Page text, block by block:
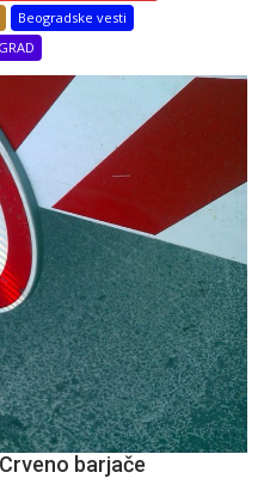
Beogradske vesti
barjače